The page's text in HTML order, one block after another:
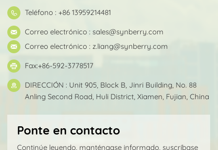
Teléfono : +86 13959214481
Correo electrónico : sales@synberry.com
Correo electrónico : z.liang@synberry.com
Fax:+86-592-3778517
DIRECCIÓN : Unit 905, Block B, Jinri Building, No. 88
Anling Second Road, Huli District, Xiamen, Fujian, China
Ponte en contacto
Continúe leyendo, manténgase informado, suscríbase